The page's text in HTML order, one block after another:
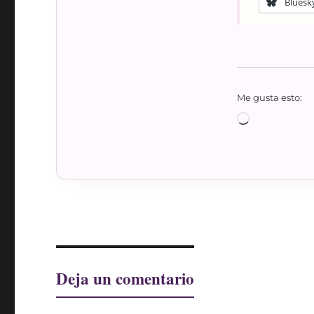
Me gusta esto:
Cargando...
Deja un comentario